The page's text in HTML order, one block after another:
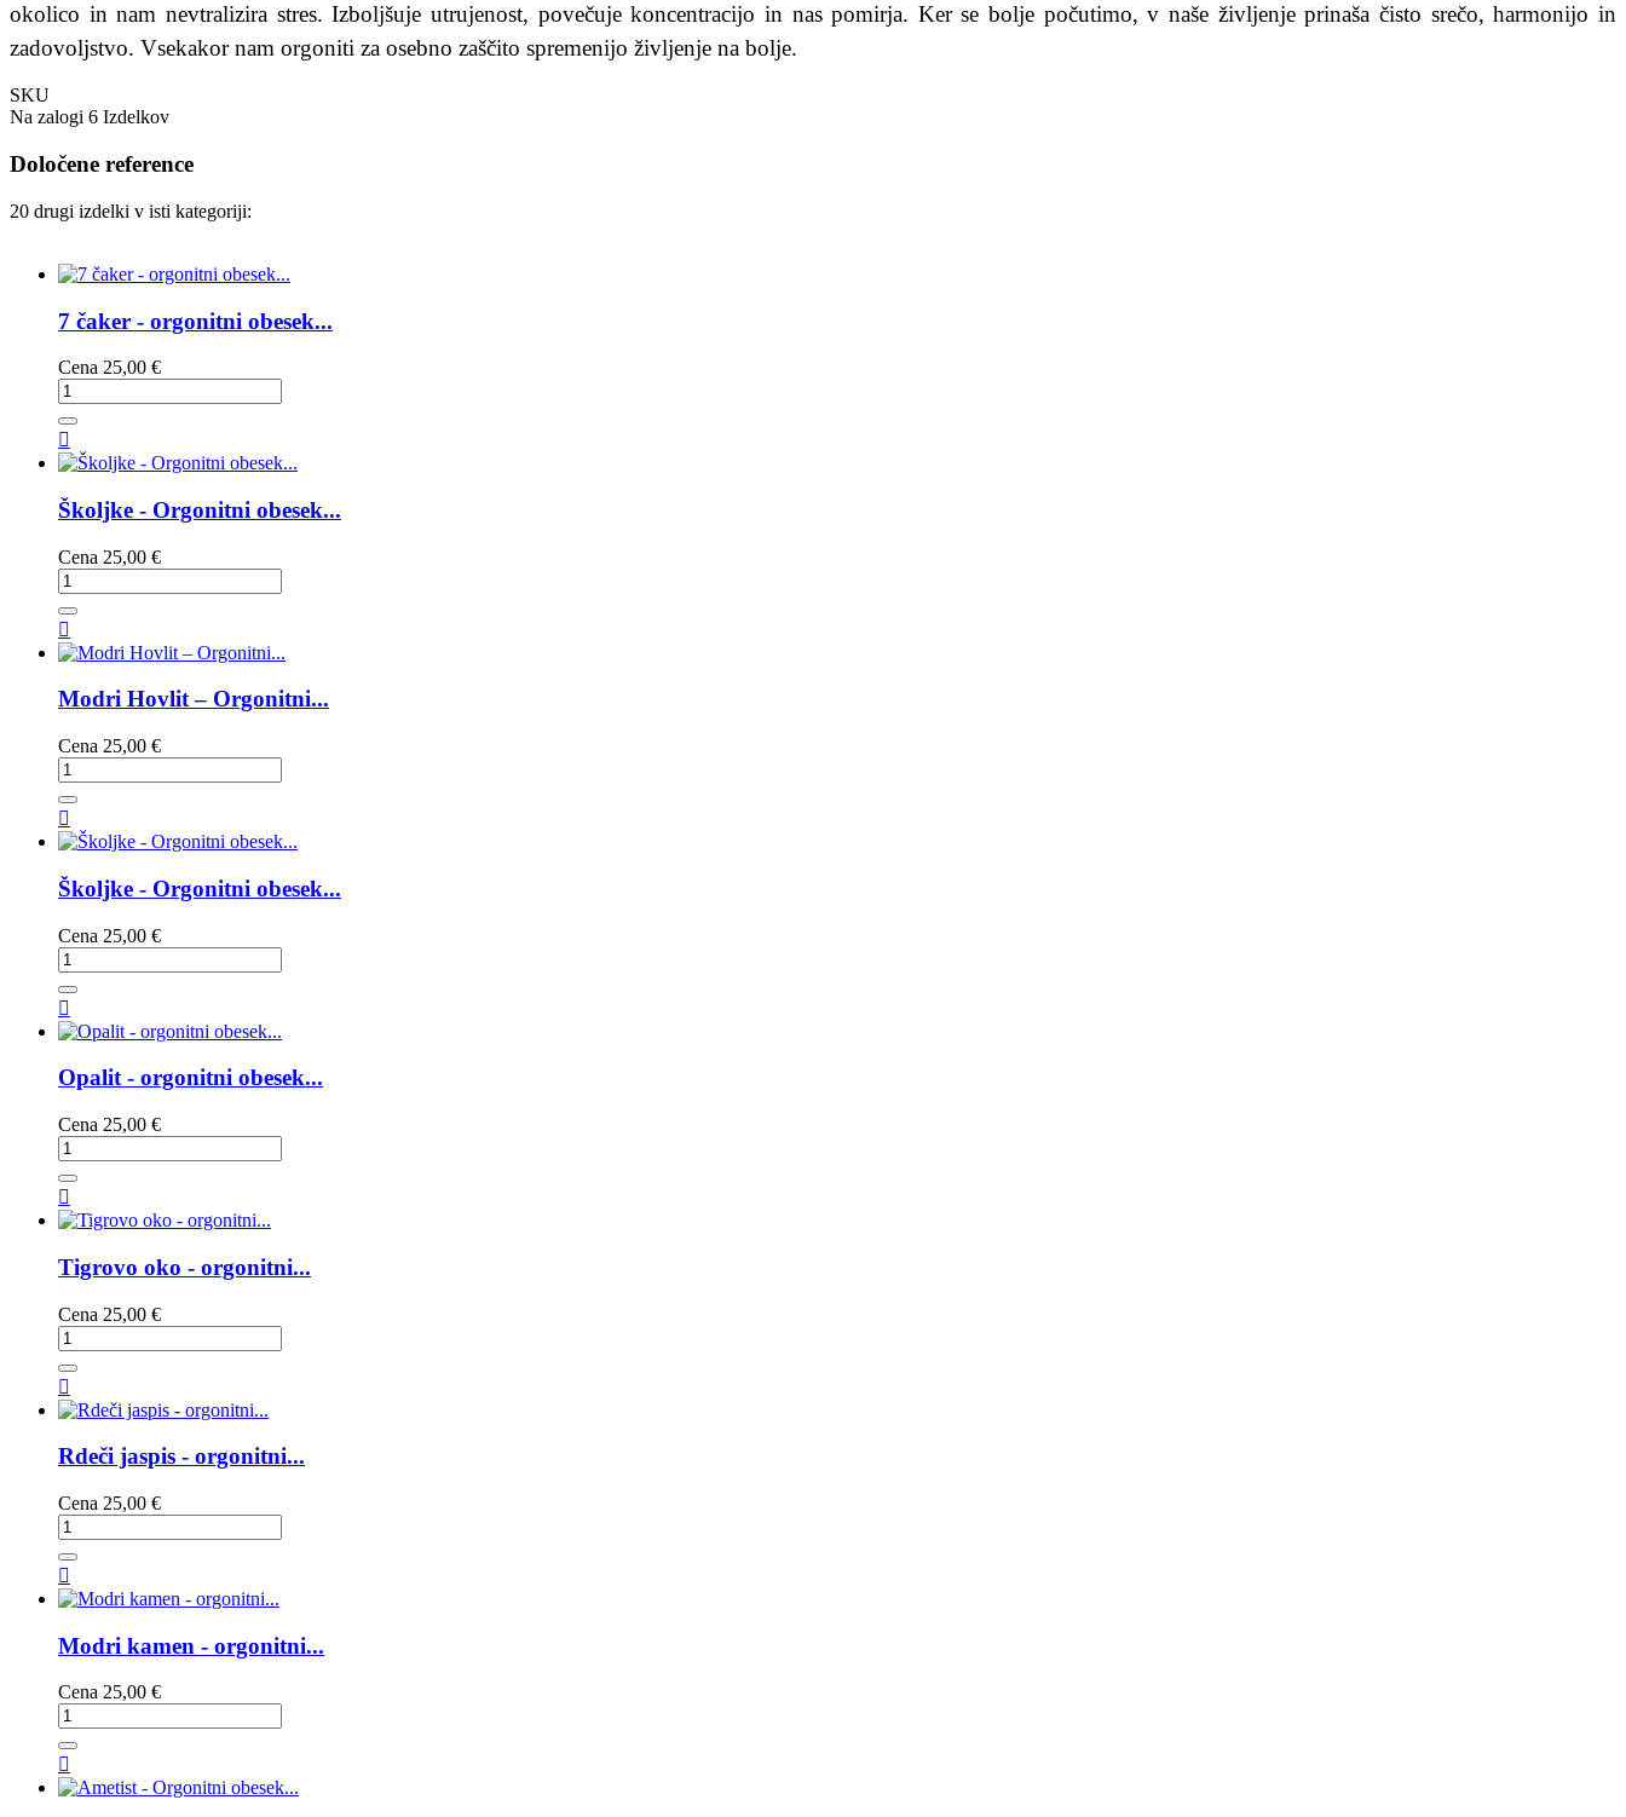
okolico in nam nevtralizira stres. Izboljšuje utrujenost, povečuje koncentracijo in nas pomirja. Ker se bolje počutimo, v naše življenje prinaša čisto srečo, harmonijo in
zadovoljstvo. Vsekakor nam orgoniti za osebno zaščito spremenijo življenje na bolje.
SKU
Na zalogi 6 Izdelkov
Določene reference
20 drugi izdelki v isti kategoriji:
7 čaker - orgonitni obesek...
Cena 25,00 €

Školjke - Orgonitni obesek...
Cena 25,00 €

Modri Hovlit – Orgonitni...
Cena 25,00 €

Školjke - Orgonitni obesek...
Cena 25,00 €

Opalit - orgonitni obesek...
Cena 25,00 €

Tigrovo oko - orgonitni...
Cena 25,00 €

Rdeči jaspis - orgonitni...
Cena 25,00 €

Modri kamen - orgonitni...
Cena 25,00 €
